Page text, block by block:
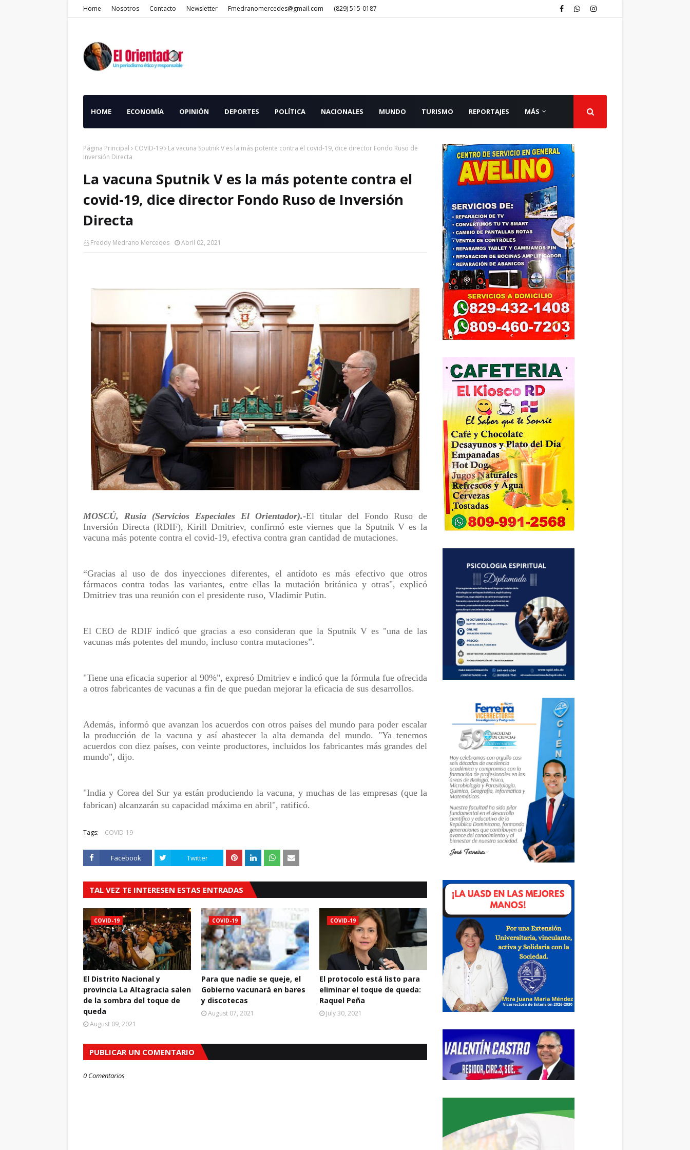
Home Nosotros Contacto Newsletter Fmedranomercedes@gmail.com (829) 515-0187
HOME ECONOMÍA OPINIÓN DEPORTES POLÍTICA NACIONALES MUNDO TURISMO REPORTAJES MÁS
Página Principal COVID-19
La vacuna Sputnik V es la más potente contra el covid-19, dice director Fondo Ruso de
Inversión Directa
La vacuna Sputnik V es la más potente contra el
covid-19, dice director Fondo Ruso de Inversión
Directa
Freddy Medrano Mercedes Abril 02, 2021
MOSCÚ, Rusia (Servicios Especiales El Orientador).-El titular del Fondo Ruso de
Inversión Directa (RDIF), Kirill Dmitriev, confirmó este viernes que la Sputnik V es la
vacuna más potente contra el covid-19, efectiva contra gran cantidad de mutaciones.
“Gracias al uso de dos inyecciones diferentes, el antídoto es más efectivo que otros
fármacos contra todas las variantes, entre ellas la mutación británica y otras", explicó
Dmitriev tras una reunión con el presidente ruso, Vladimir Putin.
El CEO de RDIF indicó que gracias a eso consideran que la Sputnik V es "una de las
vacunas más potentes del mundo, incluso contra mutaciones”.
"Tiene una eficacia superior al 90%", expresó Dmitriev e indicó que la fórmula fue ofrecida
a otros fabricantes de vacunas a fin de que puedan mejorar la eficacia de sus desarrollos.
Además, informó que avanzan los acuerdos con otros países del mundo para poder escalar
la producción de la vacuna y así abastecer la alta demanda del mundo. "Ya tenemos
acuerdos con diez países, con veinte productores, incluidos los fabricantes más grandes del
mundo", dijo.
"India y Corea del Sur ya están produciendo la vacuna, y muchas de las empresas (que la
fabrican) alcanzarán su capacidad máxima en abril", ratificó.
Tags: COVID-19
Facebook Twitter
TAL VEZ TE INTERESEN ESTAS ENTRADAS
COVID-19
El Distrito Nacional y
provincia La Altagracia salen
de la sombra del toque de
queda
August 09, 2021
COVID-19
Para que nadie se queje, el
Gobierno vacunará en bares
y discotecas
August 07, 2021
COVID-19
El protocolo está listo para
eliminar el toque de queda:
Raquel Peña
July 30, 2021
PUBLICAR UN COMENTARIO
0 Comentarios